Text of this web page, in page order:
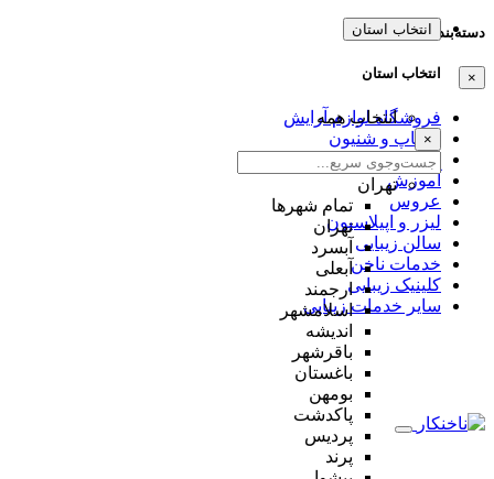
دسته‌بندی‌ها
×
فروشگاه لوازم آرایش
میکاپ و شنیون
مژه و ابرو
آموزش
عروس
لیزر و اپیلاسیون
سالن زیبایی
خدمات ناخن
کلینیک زیبایی
سایر خدمات زیبایی
انتخاب استان
انتخاب استان
انتخاب همه
×
تهران
تمام شهر‌ها
تهران
آبسرد
آبعلی
ارجمند
اسلامشهر
اندیشه
باقرشهر
باغستان
بومهن
پاکدشت
پردیس
پرند